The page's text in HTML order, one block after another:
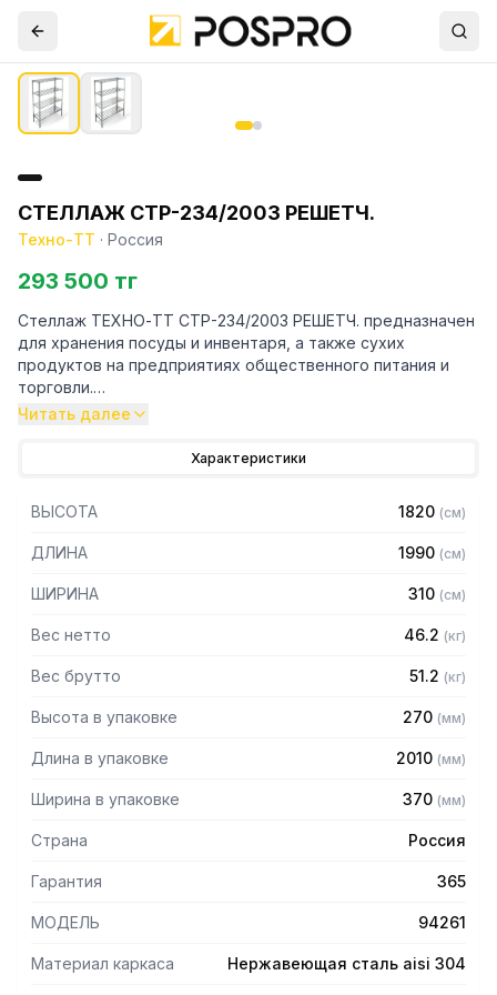
СТЕЛЛАЖ СТР-234/2003 РЕШЕТЧ.
Техно-ТТ · Россия
293 500 тг
Стеллаж ТЕХНО-ТТ СТР-234/2003 РЕШЕТЧ. предназначен
для хранения посуды и инвентаря, а также сухих
продуктов на предприятиях общественного питания и
торговли.
304 толщиной 1,2 мм
— Четыре решетчатые полки из нержавеющей стали
марки AISI 304 толщиной 0,8 мм
— Расстояние между полками регулируемое с шагом 120
— Регулируемые опоры
Читать далее
Характеристики
ВЫСОТА 1820 (см)
ДЛИНА 1990 (см)
ШИРИНА 310 (см)
Вес нетто 46.2 (кг)
Вес брутто 51.2 (кг)
Высота в упаковке 270 (мм)
Длина в упаковке 2010 (мм)
Ширина в упаковке 370 (мм)
Страна Россия
Гарантия 365
МОДЕЛЬ 94261
Материал каркаса Нержавеющая сталь aisi 304